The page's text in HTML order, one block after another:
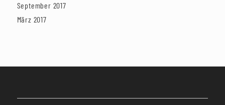
September 2017
März 2017